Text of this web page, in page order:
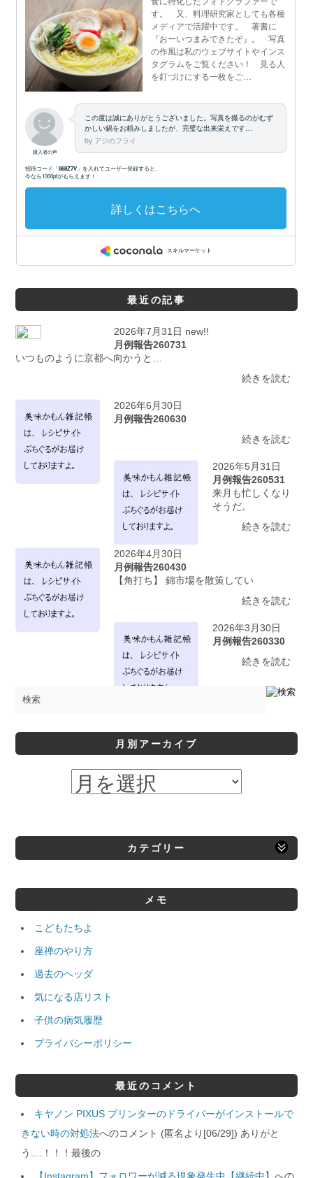
最近の記事
2026年7月31日 new!!
月例報告260731
いつものように京都へ向かうと…
続きを読む
2026年6月30日
月例報告260630
続きを読む
2026年5月31日
月例報告260531
来月も忙しくなり
そうだ。
続きを読む
2026年4月30日
月例報告260430
【角打ち】 錦市場を散策してい
続きを読む
2026年3月30日
月例報告260330
続きを読む
月別アーカイブ
カテゴリー
メモ
こどもたちよ
座禅のやり方
過去のヘッダ
気になる店リスト
子供の病気履歴
プライバシーポリシー
最近のコメント
キヤノン PIXUS プリンターのドライバーがインストールで
きない時の対処法へのコメント (匿名より[06/29]) ありがと
う....！！！最後の
【Instagram】フォロワーが減る現象発生中【継続中】への